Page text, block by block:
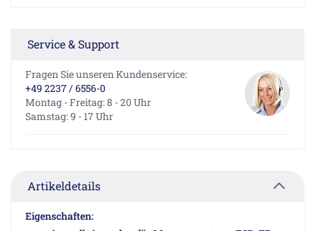
Service & Support
Fragen Sie unseren Kundenservice:
+49 2237 / 6556-0
Montag - Freitag: 8 - 20 Uhr
Samstag: 9 - 17 Uhr
Artikeldetails
Eigenschaften: